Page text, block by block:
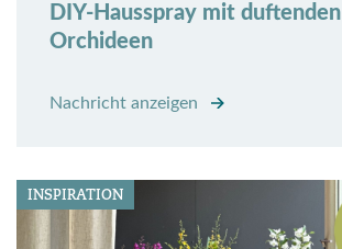
DIY-Hausspray mit duftenden
Orchideen
Nachricht anzeigen
INSPIRATION